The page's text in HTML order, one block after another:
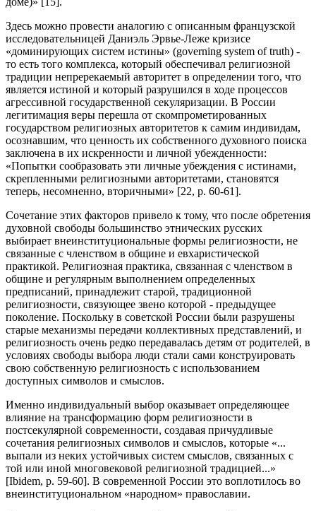
Здесь можно провести аналогию с описанным французской
исследовательницей Даниэль Эрвье-Леже кризисе
«доминирующих систем истины» (governing system of truth) -
то есть того комплекса, который обеспечивал религиозной
традиции непререкаемый авторитет в определении того, что
является истиной и который разрушился в ходе процессов
агрессивной государственной секуляризации. В России
легитимация веры перешла от скомпрометированных
государством религиозных авторитетов к самим индивидам,
осознавшим, что ценность их собственного духовного поиска
заключена в их искренности и личной убежденности:
«Попытки сообразовать эти личные убеждения с истинами,
скрепленными религиозными авторитетами, становятся
теперь, несомненно, вторичными» [22, р. 60-61].
Сочетание этих факторов привело к тому, что после обретения
духовной свободы большинство этнических русских
выбирает внеинституциональные формы религиозности, не
связанные с членством в общине и евхаристической
практикой. Религиозная практика, связанная с членством в
общине и регулярным выполнением определенных
предписаний, принадлежит старой, традиционной
религиозности, связующее звено которой - предыдущее
поколение. Поскольку в советской России были разрушены
старые механизмы передачи коллективных представлений, и
религиозность очень редко передавалась детям от родителей, в
условиях свободы выбора люди стали сами конструировать
свою собственную религиозность с использованием
доступных символов и смыслов.
Именно индивидуальный выбор оказывает определяющее
влияние на трансформацию форм религиозности в
постсекулярной современности, создавая причудливые
сочетания религиозных символов и смыслов, которые «...
выпали из неких устойчивых систем смыслов, связанных с
той или иной многовековой религиозной традицией...»
[Ibidem, р. 59-60]. В современной России это воплотилось во
внеинституциональном «народном» православии.